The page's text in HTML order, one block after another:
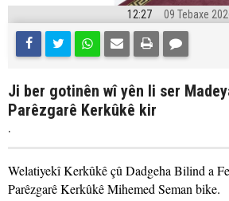
12:27 09 Tebaxe
Ji ber gotinên wî yên li ser
Parêzgarê Kerkûkê kir
.
Welatiyekî Kerkûkê çû Dadgeha Bilind a
Parêzgarê Kerkûkê Mihemed Seman bike.